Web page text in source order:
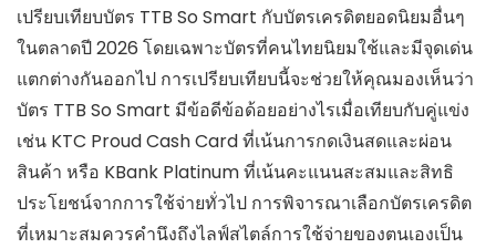
เปรียบเทียบบัตร TTB So Smart กับบัตรเครดิตยอดนิยมอื่นๆ
ในตลาดปี 2026 โดยเฉพาะบัตรที่คนไทยนิยมใช้และมีจุดเด่น
แตกต่างกันออกไป การเปรียบเทียบนี้จะช่วยให้คุณมองเห็นว่า
บัตร TTB So Smart มีข้อดีข้อด้อยอย่างไรเมื่อเทียบกับคู่แข่ง
เช่น KTC Proud Cash Card ที่เน้นการกดเงินสดและผ่อน
สินค้า หรือ KBank Platinum ที่เน้นคะแนนสะสมและสิทธิ
ประโยชน์จากการใช้จ่ายทั่วไป การพิจารณาเลือกบัตรเครดิต
ที่เหมาะสมควรคำนึงถึงไลฟ์สไตล์การใช้จ่ายของตนเองเป็น